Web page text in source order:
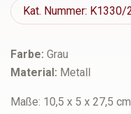
Kat. Nummer: K1330/
Farbe: Grau
Material: Metall
Maße: 10,5 x 5 x 27,5